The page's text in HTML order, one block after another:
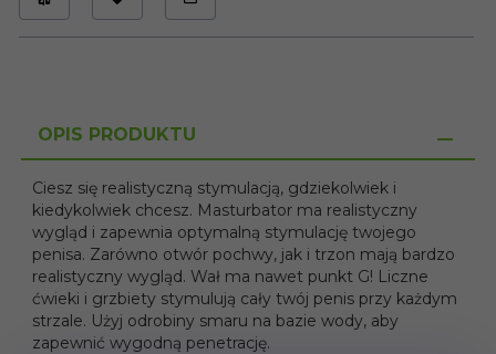
OPIS PRODUKTU
Ciesz się realistyczną stymulacją, gdziekolwiek i
kiedykolwiek chcesz. Masturbator ma realistyczny
wygląd i zapewnia optymalną stymulację twojego
penisa. Zarówno otwór pochwy, jak i trzon mają bardzo
realistyczny wygląd. Wał ma nawet punkt G! Liczne
ćwieki i grzbiety stymulują cały twój penis przy każdym
strzale. Użyj odrobiny smaru na bazie wody, aby
zapewnić wygodną penetrację.